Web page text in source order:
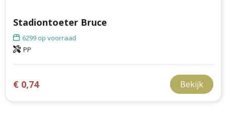
Stadiontoeter Bruce
6299op voorraad
PP
€ 0,74 Bekijk